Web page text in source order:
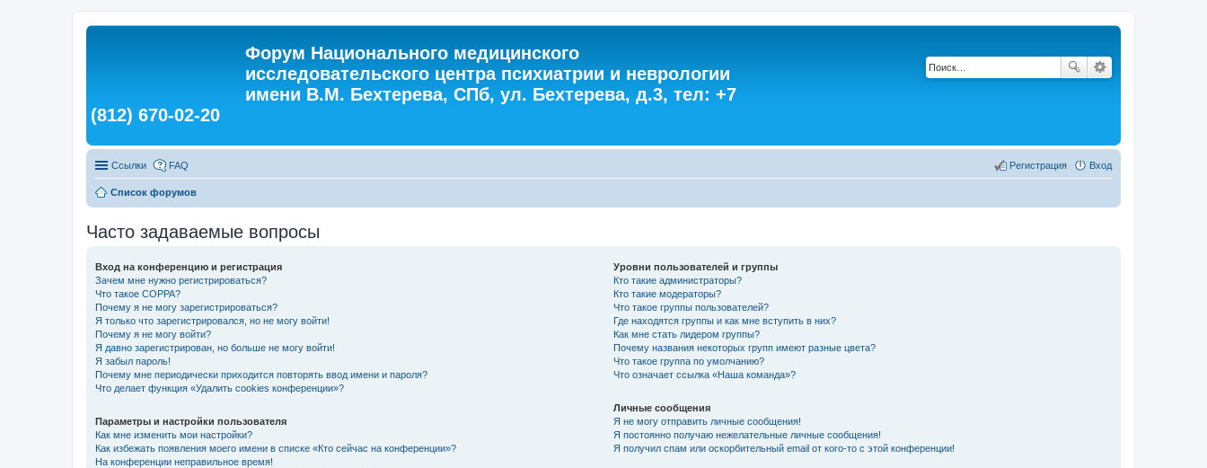
Форум Национального медицинского
исследовательского центра психиатрии и неврологии
имени В.М. Бехтерева, СПб, ул. Бехтерева, д.3, тел: +7
(812) 670-02-20
Ссылки FAQ Вход
Регистрация
Список форумов
Часто задаваемые вопросы
Вход на конференцию и регистрация
Зачем мне нужно регистрироваться?
Что такое COPPA?
Почему я не могу зарегистрироваться?
Я только что зарегистрировался, но не могу войти!
Почему я не могу войти?
Я давно зарегистрирован, но больше не могу войти!
Я забыл пароль!
Почему мне периодически приходится повторять ввод имени и пароля?
Что делает функция «Удалить cookies конференции»?
Параметры и настройки пользователя
Как мне изменить мои настройки?
Как избежать появления моего имени в списке «Кто сейчас на конференции»?
На конференции неправильное время!
Уровни пользователей и группы
Кто такие администраторы?
Кто такие модераторы?
Что такое группы пользователей?
Где находятся группы и как мне вступить в них?
Как мне стать лидером группы?
Почему названия некоторых групп имеют разные цвета?
Что такое группа по умолчанию?
Что означает ссылка «Наша команда»?
Личные сообщения
Я не могу отправить личные сообщения!
Я постоянно получаю нежелательные личные сообщения!
Я получил спам или оскорбительный email от кого-то с этой конференции!